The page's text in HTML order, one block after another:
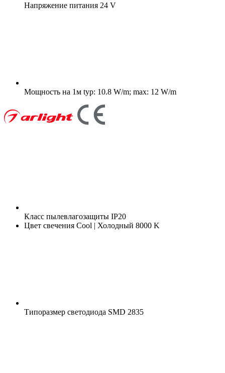
Напряжение питания 24 V
Мощность на 1м typ: 10.8 W/m; max: 12 W/m
Класс пылевлагозащиты IP20
Цвет свечения Cool | Холодный 8000 K
Типоразмер светодиода SMD 2835